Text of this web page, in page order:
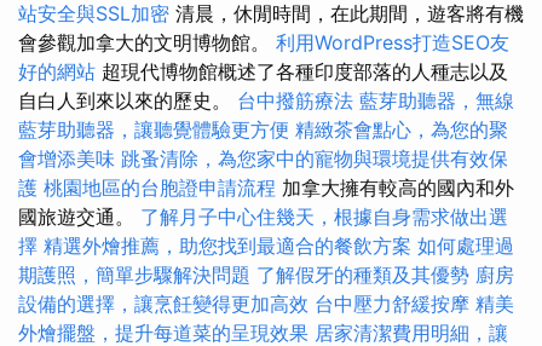
站安全與SSL加密 清晨，休閒時間，在此期間，遊客將有機
會參觀加拿大的文明博物館。 利用WordPress打造SEO友
好的網站 超現代博物館概述了各種印度部落的人種志以及
自白人到來以來的歷史。 台中撥筋療法 藍芽助聽器，無線
藍芽助聽器，讓聽覺體驗更方便 精緻茶會點心，為您的聚
會增添美味 跳蚤清除，為您家中的寵物與環境提供有效保
護 桃園地區的台胞證申請流程 加拿大擁有較高的國內和外
國旅遊交通。 了解月子中心住幾天，根據自身需求做出選
擇 精選外燴推薦，助您找到最適合的餐飲方案 如何處理過
期護照，簡單步驟解決問題 了解假牙的種類及其優勢 廚房
設備的選擇，讓烹飪變得更加高效 台中壓力舒緩按摩 精美
外燴擺盤，提升每道菜的呈現效果 居家清潔費用明細，讓